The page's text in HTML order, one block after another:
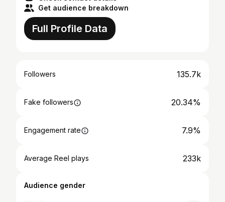
Get audience breakdown
Full Profile Data
Followers 135.7k
Fake followers 20.34%
Engagement rate 7.9%
Average Reel plays 233k
Audience gender